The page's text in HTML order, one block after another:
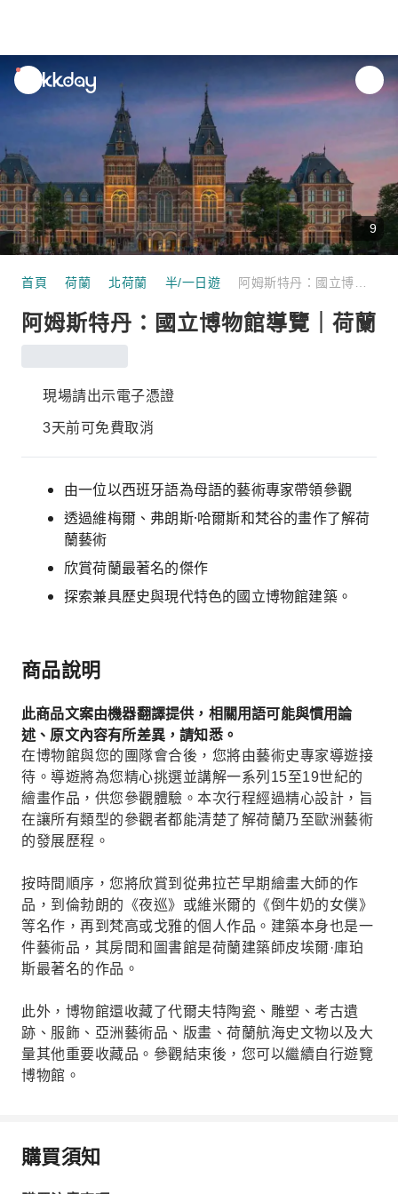
unread
notifications
9
首頁 荷蘭 北荷蘭 半/一日遊
阿姆斯特丹：國立博物館導覽｜荷蘭
現場請出示電子憑證
3天前可免費取消
由一位以西班牙語為母語的藝術專家帶領參觀
透過維梅爾、弗朗斯·哈爾斯和梵谷的畫作了解荷
蘭藝術
欣賞荷蘭最著名的傑作
探索兼具歷史與現代特色的國立博物館建築。
商品說明
此商品文案由機器翻譯提供，相關用語可能與慣用論
述、原文內容有所差異，請知悉。
在博物館與您的團隊會合後，您將由藝術史專家導遊接
待。導遊將為您精心挑選並講解一系列15至19世紀的
繪畫作品，供您參觀體驗。本次行程經過精心設計，旨
在讓所有類型的參觀者都能清楚了解荷蘭乃至歐洲藝術
的發展歷程。
按時間順序，您將欣賞到從弗拉芒早期繪畫大師的作
品，到倫勃朗的《夜巡》或維米爾的《倒牛奶的女僕》
等名作，再到梵高或戈雅的個人作品。建築本身也是一
件藝術品，其房間和圖書館是荷蘭建築師皮埃爾·庫珀
斯最著名的作品。
此外，博物館還收藏了代爾夫特陶瓷、雕塑、考古遺
跡、服飾、亞洲藝術品、版畫、荷蘭航海史文物以及大
量其他重要收藏品。參觀結束後，您可以繼續自行遊覽
博物館。
購買須知